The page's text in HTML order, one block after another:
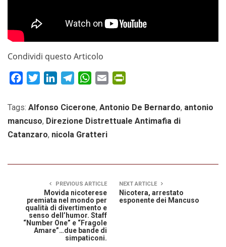
Condividi questo Articolo
FacebookTwitterLinkedInTelegramWhatsApp
Email
Tags: Alfonso Cicerone, Antonio De Bernardo, antonio
mancuso, Direzione Distrettuale Antimafia di
Catanzaro, nicola Gratteri
PREVIOUS ARTICLE
Movida nicoterese
premiata nel mondo per
qualità di divertimento e
senso dell’humor. Staff
“Number One” e “Fragole
Amare”…due bande di
simpaticoni.
NEXT ARTICLE
Nicotera, arrestato
esponente dei Mancuso